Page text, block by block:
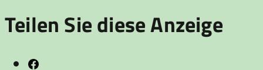
Teilen Sie diese Anzeige